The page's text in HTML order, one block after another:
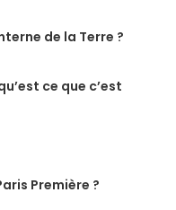
de la Terre ?
ce que c’est
Première ?